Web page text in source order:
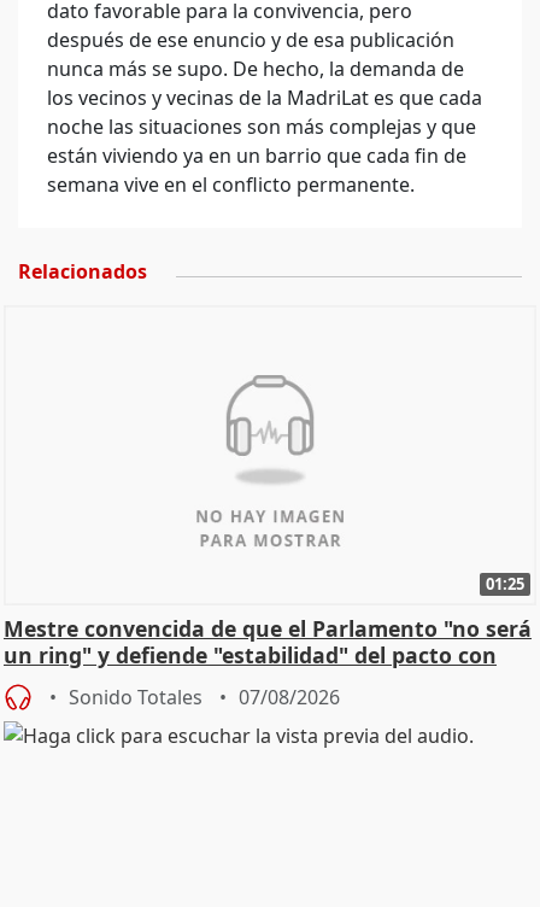
dato favorable para la convivencia, pero
después de ese enuncio y de esa publicación
nunca más se supo. De hecho, la demanda de
los vecinos y vecinas de la MadriLat es que cada
noche las situaciones son más complejas y que
están viviendo ya en un barrio que cada fin de
semana vive en el conflicto permanente.
Relacionados
01:25
Mestre convencida de que el Parlamento "no será
un ring" y defiende "estabilidad" del pacto con
Vox
Sonido Totales 07/08/2026